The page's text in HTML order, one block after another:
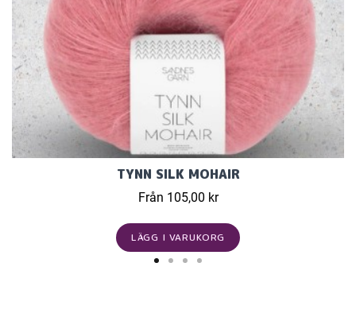
TYNN SILK MOHAIR
Från 105,00 kr
LÄGG I VARUKORG